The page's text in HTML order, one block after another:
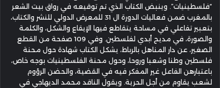
“فلسطينيات”. وينبض الكتاب الذي تم توقيعه في رواق بيت الشعر
بالمغرب ضمن فعاليات الدورة ال 31 للمعرض الدولي للنشر والكتاب،
بتعبير تفاعلي في مساحة يتقاطع فيها الإيقاع والشكل، والكلمة
والصورة، في مديح أبدي لفلسطين. وفي 109 صفحة من القطع
الصغير، عن دار المناهل بالرباط، يشكل الكتاب شهادة حول محنة
فلسطين وطنا وشعبا وروحا، وحول محنة الفلسطينيات بوجه خاص،
باعتبارهن الفاعل غير المفكر فيه في القضية، والحضن الرؤوم
لشعب يقاوم من أجل الحرية. ويقول الناقد محمد الديهاجي في